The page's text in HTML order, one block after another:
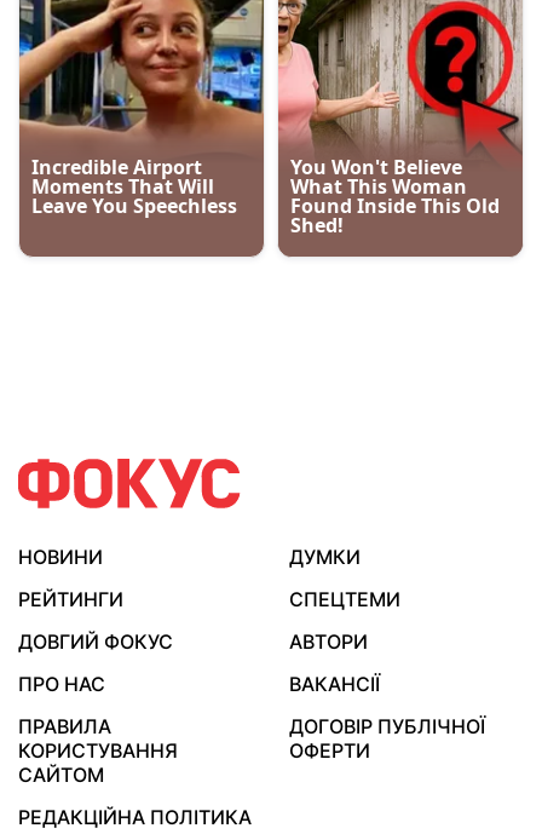
НОВИНИ
ДУМКИ
РЕЙТИНГИ
СПЕЦТЕМИ
ДОВГИЙ ФОКУС
АВТОРИ
ПРО НАС
ВАКАНСІЇ
ПРАВИЛА
КОРИСТУВАННЯ
САЙТОМ
ДОГОВІР ПУБЛІЧНОЇ
ОФЕРТИ
РЕДАКЦІЙНА ПОЛІТИКА